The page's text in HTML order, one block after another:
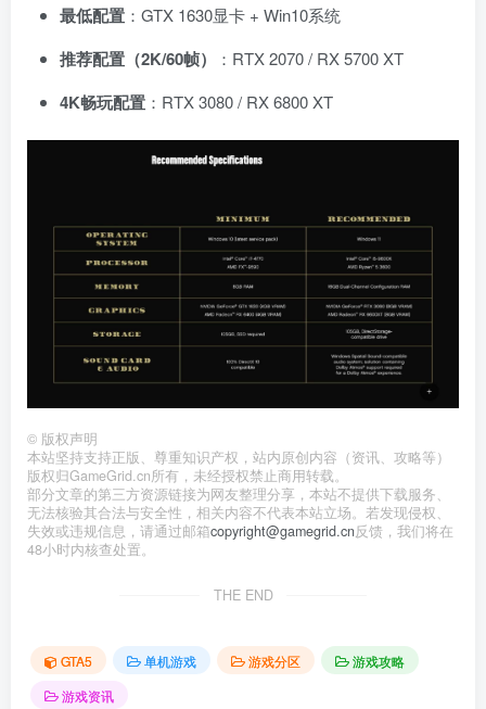
最低配置 ：GTX 1630显卡 + Win10系统
推荐配置（2K/60帧） ：RTX 2070 / RX 5700 XT
4K畅玩配置 ：RTX 3080 / RX 6800 XT
© 版权声明
本站坚持支持正版、尊重知识产权，站内原创内容（资讯、攻略等）
版权归GameGrid.cn所有，未经授权禁止商用转载。
部分文章的第三方资源链接为网友整理分享，本站不提供下载服务、
无法核验其合法与安全性，相关内容不代表本站立场。若发现侵权、
失效或违规信息，请通过邮箱copyright@gamegrid.cn反馈，我们将在
48小时内核查处置。
THE END
GTA5 单机游戏 游戏分区
游戏攻略
游戏资讯